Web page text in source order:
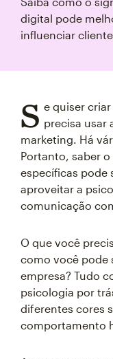
digital pode
influenciar
S e quiser
precisa usar
marketing. Há
Portanto, saber
específicas pode
aproveitar a
comunicação
O que você
como você pode
empresa? Tudo
psicologia por
diferentes cores
comportamento